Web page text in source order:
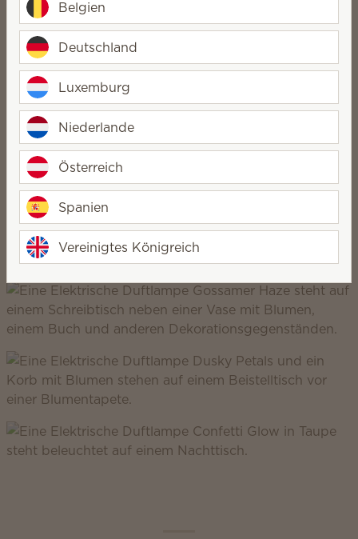
Scentsy Enliven
lebendig, einzigartig, kreativ
Belgien
Deutschland
Luxemburg
Niederlande
Österreich
Spanien
Vereinigtes Königreich